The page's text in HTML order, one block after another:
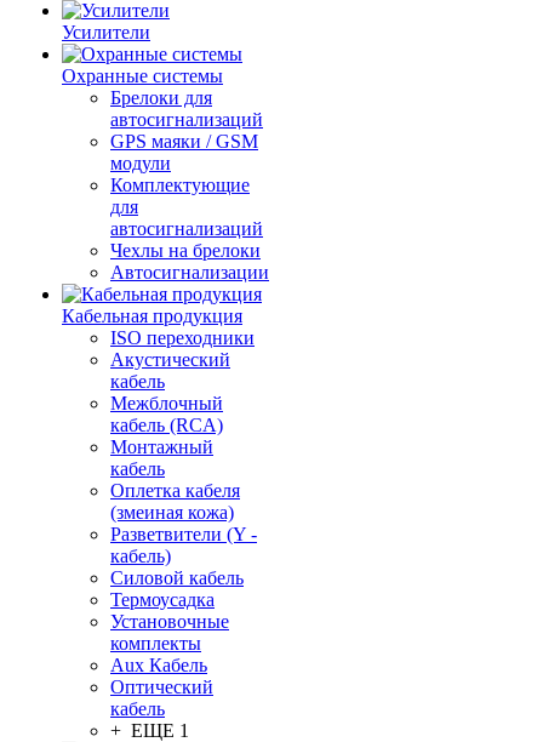
Усилители
Охранные системы
Брелоки для
автосигнализаций
GPS маяки / GSM
модули
Комплектующие
для
автосигнализаций
Чехлы на брелоки
Автосигнализации
Кабельная продукция
ISO переходники
Акустический
кабель
Межблочный
кабель (RCA)
Монтажный
кабель
Оплетка кабеля
(змеиная кожа)
Разветвители (Y -
кабель)
Силовой кабель
Термоусадка
Установочные
комплекты
Aux Кабель
Оптический
кабель
+ ЕЩЕ 1